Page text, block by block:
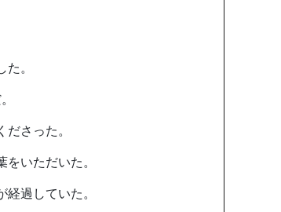
。
さった。
いただいた。
過していた。